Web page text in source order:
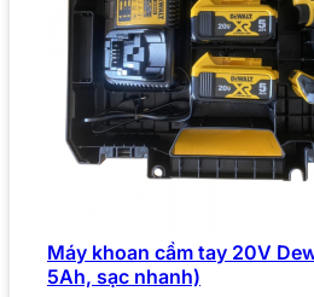
Máy khoan cầm tay 20V
5Ah, sạc nhanh)